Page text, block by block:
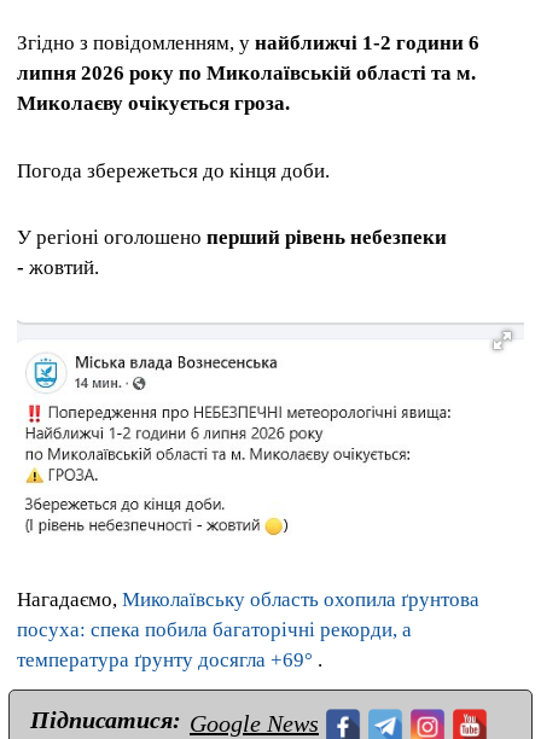
Згідно з повідомленням, у найближчі 1-2 години 6
липня 2026 року по Миколаївській області та м.
Миколаєву очікується гроза.
Погода збережеться до кінця доби.
У регіоні оголошено перший рівень небезпеки
- жовтий.
Нагадаємо, Миколаївську область охопила ґрунтова
посуха: спека побила багаторічні рекорди, а
температура ґрунту досягла +69° .
Підписатися: Google News